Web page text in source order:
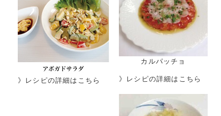
》レシピの詳細はこちら
カルパッチョ
》レシピの詳細はこちら